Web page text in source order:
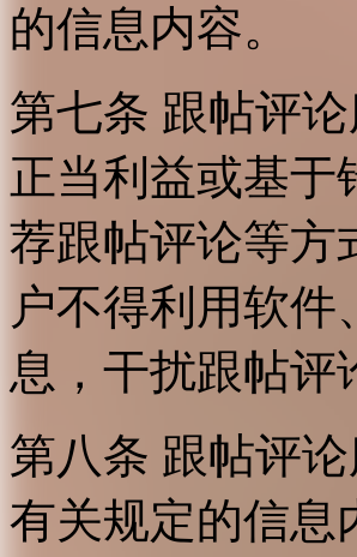
的信息内容。
第七条 跟帖评
正当利益或基于
荐跟帖评论等方
户不得利用软
息，干扰跟帖评
第八条 跟帖评
有关规定的信息